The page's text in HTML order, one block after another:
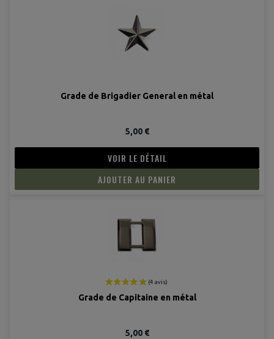
Grade de Brigadier General en métal
5,00 €
VOIR LE DÉTAIL
AJOUTER AU PANIER
Grade de Capitaine en métal
5,00 €